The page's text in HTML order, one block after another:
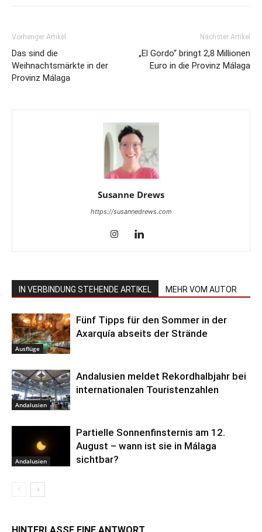
Vorheriger Artikel
Das sind die
Weihnachtsmärkte in der
Provinz Málaga
Nächster Artikel
„El Gordo“ bringt 2,8 Millionen
Euro in die Provinz Málaga
Susanne Drews
https://susannedrews.com
IN VERBINDUNG STEHENDE ARTIKEL MEHR VOM AUTOR
Ausflüge
Fünf Tipps für den Sommer in der
Axarquía abseits der Strände
Andalusien
Andalusien meldet Rekordhalbjahr bei
internationalen Touristenzahlen
Andalusien
Partielle Sonnenfinsternis am 12.
August – wann ist sie in Málaga
sichtbar?